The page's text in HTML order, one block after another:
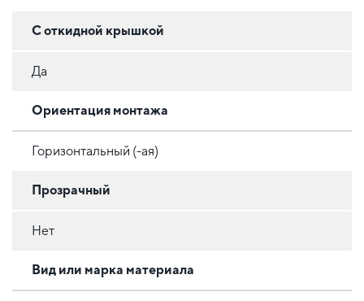
С откидной крышкой
Да
Ориентация монтажа
Горизонтальный (-ая)
Прозрачный
Нет
Вид или марка материала